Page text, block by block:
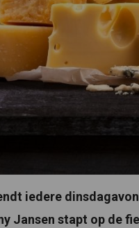
iedere
Jansen stapt op de